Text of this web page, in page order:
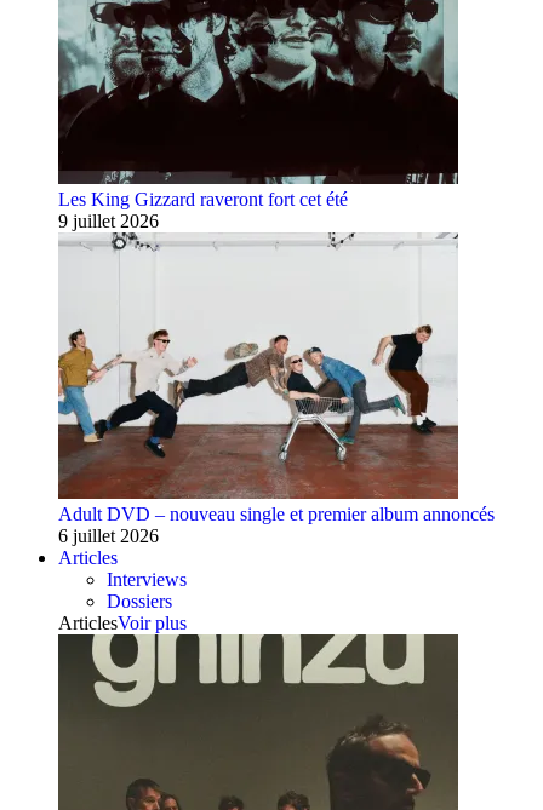
Les King Gizzard raveront fort cet été
9 juillet 2026
Adult DVD – nouveau single et premier album annoncés
6 juillet 2026
Articles
Interviews
Dossiers
ArticlesVoir plus